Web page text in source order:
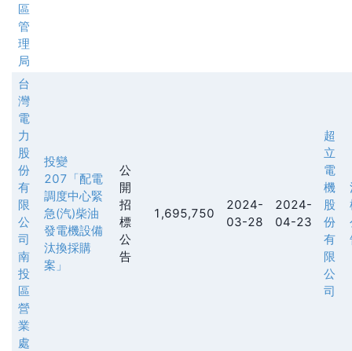
區
管
理
局
台
灣
電
力
股
份
有
限
公
司
南
投
區
營
業
處
投變
207「配電
調度中心緊
急(汽)柴油
發電機設備
汰換採購
案」
公
開
招
標
公
告
1,695,750
2024-
03-28
2024-
04-23
超
立
電
機
股
份
有
限
公
司